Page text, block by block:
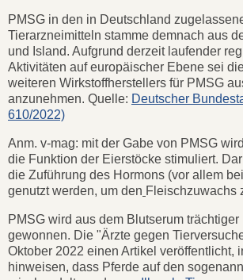
PMSG in den in Deutschland
Tierarzneimitteln stamme demnach aus
und Island. Aufgrund derzeit laufender
Aktivitäten auf europäischer Ebene sei
weiteren Wirkstoffherstellers für PMSG
anzunehmen. Quelle: Deutscher
610/2022)
Anm. v-mag: mit der Gabe von PMSG
die Funktion der Eierstöcke stimuliert.
die Zuführung des Hormons (vor allem
genutzt werden, um den Fleischzuwachs
PMSG wird aus dem Blutserum trächtiger
gewonnen. Die "Ärzte gegen
Oktober 2022 einen Artikel veröffentlicht,
hinweisen, dass Pferde auf den